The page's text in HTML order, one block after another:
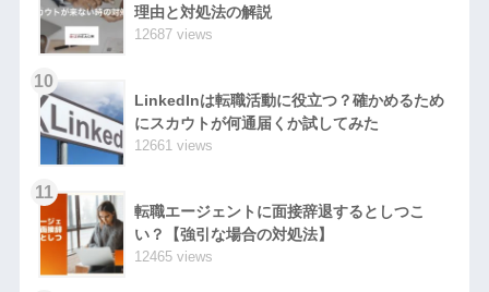
理由と対処法の解説
12687 views
10
LinkedInは転職活動に役立つ？確かめるため
にスカウトが何通届くか試してみた
12661 views
11
転職エージェントに面接辞退するとしつこ
い？【強引な場合の対処法】
12465 views